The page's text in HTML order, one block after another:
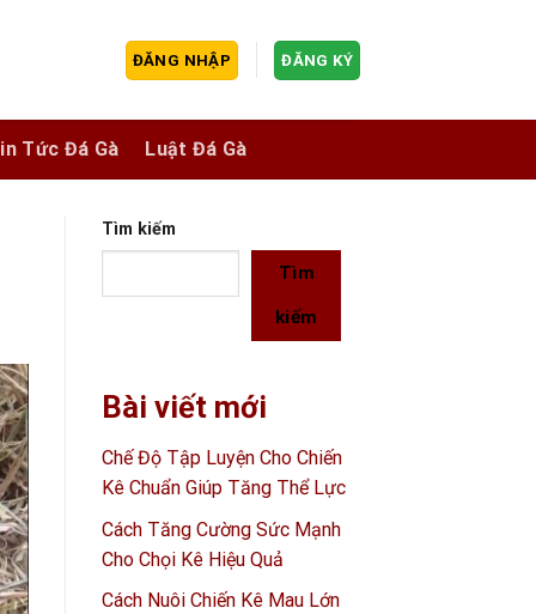
ĐĂNG NHẬP ĐĂNG KÝ
Tức Đá Gà Luật Đá Gà
Tìm kiếm
Tìm
kiếm
Bài viết mới
Chế Độ Tập Luyện Cho Chiến
Kê Chuẩn Giúp Tăng Thể Lực
Cách Tăng Cường Sức Mạnh
Cho Chọi Kê Hiệu Quả
Cách Nuôi Chiến Kê Mau Lớn